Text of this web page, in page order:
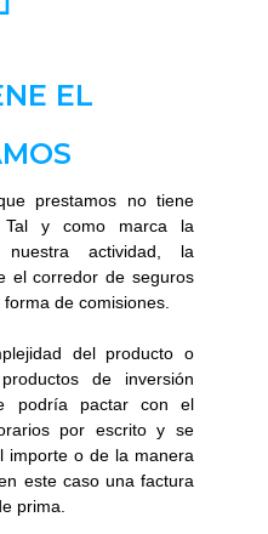
EL
prestamos no tiene
y como marca la
actividad, la
el corredor de seguros
de comisiones.
del producto o
de inversión
podría pactar con el
por escrito y se
importe o de la manera
este caso una factura
prima.